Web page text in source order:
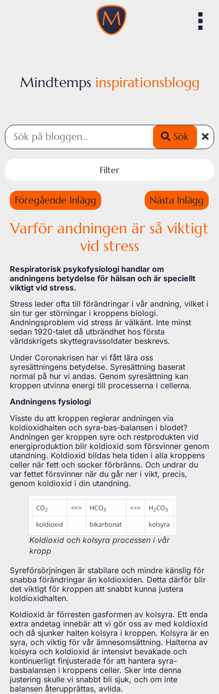
Mindtemps inspirationsblogg
Föregående Inlägg Nästa Inlägg
Varför andningen är så viktigt
vid stress
Respiratorisk psykofysiologi handlar om
andningens betydelse för hälsan och är speciellt
viktigt vid stress.
Stress leder ofta till förändringar i vår andning, vilket i
sin tur ger störningar i kroppens biologi.
Andningsproblem vid stress är välkänt. Inte minst
sedan 1920-talet då utbrändhet hos första
världskrigets skyttegravssoldater beskrevs.
Under Coronakrisen har vi fått lära oss
syresättningens betydelse. Syresättning baserat
normal på hur vi andas. Genom syresättning kan
kroppen utvinna energi till processerna i cellerna.
Andningens fysiologi
Visste du att kroppen reglerar andningen via
koldioxidhalten och syra-bas-balansen i blodet?
Andningen ger kroppen syre och restprodukten vid
energiproduktion blir koldioxid som försvinner genom
utandning. Koldioxid bildas hela tiden i alla kroppens
celler när fett och socker förbränns. Och undrar du
var fettet försvinner när du går ner i vikt, precis,
genom koldioxid i din utandning.
Koldioxid och kolsyra processen i vår
kropp
Syreförsörjningen är stabilare och mindre känslig för
snabba förändringar än koldioxiden. Detta därför blir
det viktigt för kroppen att snabbt kunna justera
koldioxidhalten.
Koldioxid är förresten gasformen av kolsyra. Ett enda
extra andetag innebär att vi gör oss av med koldioxid
och då sjunker halten kolsyra i kroppen. Kolsyra är en
syra, och viktig för vår ämnesomsättning. Halterna av
kolsyra och koldioxid är intensivt bevakade och
kontinuerligt finjusterade för att hantera syra-
basbalansen i kroppens celler. Sker inte denna
justering skulle vi snabbt bli sjuk, och om inte
balansen återupprättas, avlida.
Sök
Filter